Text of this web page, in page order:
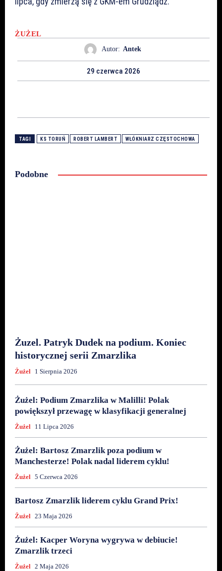
ŻUŻEL
Autor: Antek
29 czerwca 2026
TAGI KS TORUŃ ROBERT LAMBERT WŁÓKNIARZ CZĘSTOCHOWA
Podobne
Żuzel. Patryk Dudek na podium. Koniec
historycznej serii Zmarzlika
Żużel 1 Sierpnia 2026
Żużel: Podium Zmarzlika w Malilli! Polak
powiększył przewagę w klasyfikacji generalnej
Żużel 11 Lipca 2026
Żużel: Bartosz Zmarzlik poza podium w
Manchesterze! Polak nadal liderem cyklu!
Żużel 5 Czerwca 2026
Bartosz Zmarzlik liderem cyklu Grand Prix!
Żużel 23 Maja 2026
Żużel: Kacper Woryna wygrywa w debiucie!
Zmarzlik trzeci
Żużel 2 Maja 2026